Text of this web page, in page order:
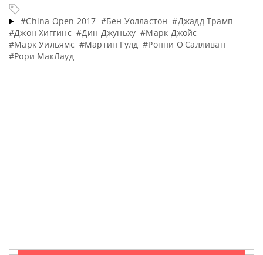
#China Open 2017 #Бен Уолластон #Джадд Трамп
#Джон Хиггинс #Дин Джуньху #Марк Джойс
#Марк Уильямс #Мартин Гулд #Ронни О'Салливан
#Рори МакЛауд